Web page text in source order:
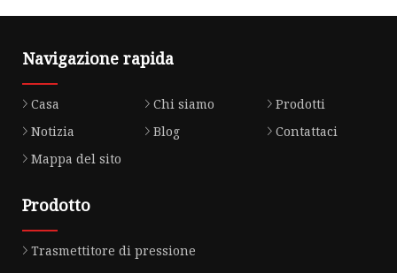
Navigazione rapida
Casa Chi siamo
Prodotti
Notizia
Blog
Contattaci
Mappa del sito
Prodotto
Trasmettitore di pressione